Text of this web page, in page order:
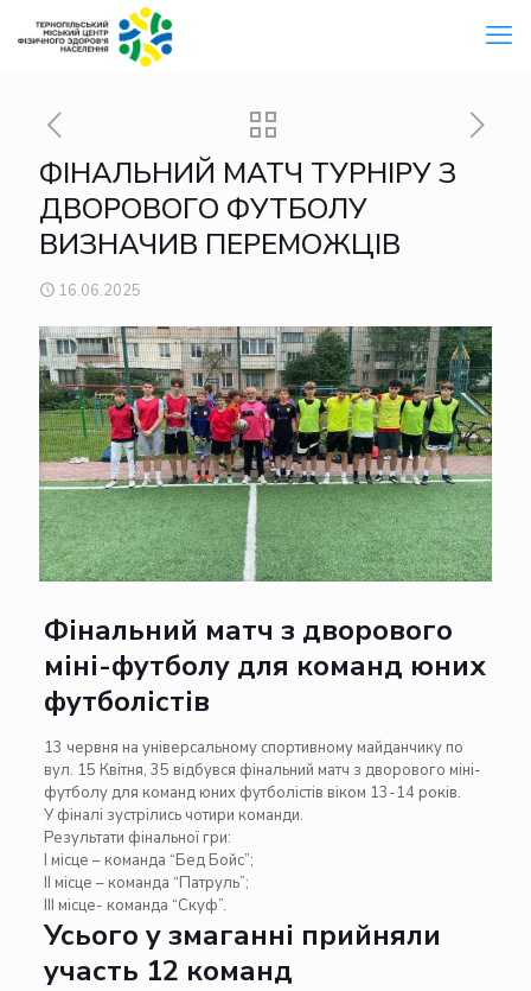
ФІНАЛЬНИЙ МАТЧ ТУРНІРУ З
ДВОРОВОГО ФУТБОЛУ
ВИЗНАЧИВ ПЕРЕМОЖЦІВ
16.06.2025
Фінальний матч з дворового
міні-футболу для команд юних
футболістів
13 червня на універсальному спортивному майданчику по
вул. 15 Квітня, 35 відбувся фінальний матч з дворового міні-
футболу для команд юних футболістів віком 13-14 років.
У фіналі зустрілись чотири команди.
Результати фінальної гри:
І місце – команда “Бед Бойс”;
ІІ місце – команда “Патруль”;
ІІІ місце- команда “Скуф”.
Усього у змаганні прийняли
участь 12 команд